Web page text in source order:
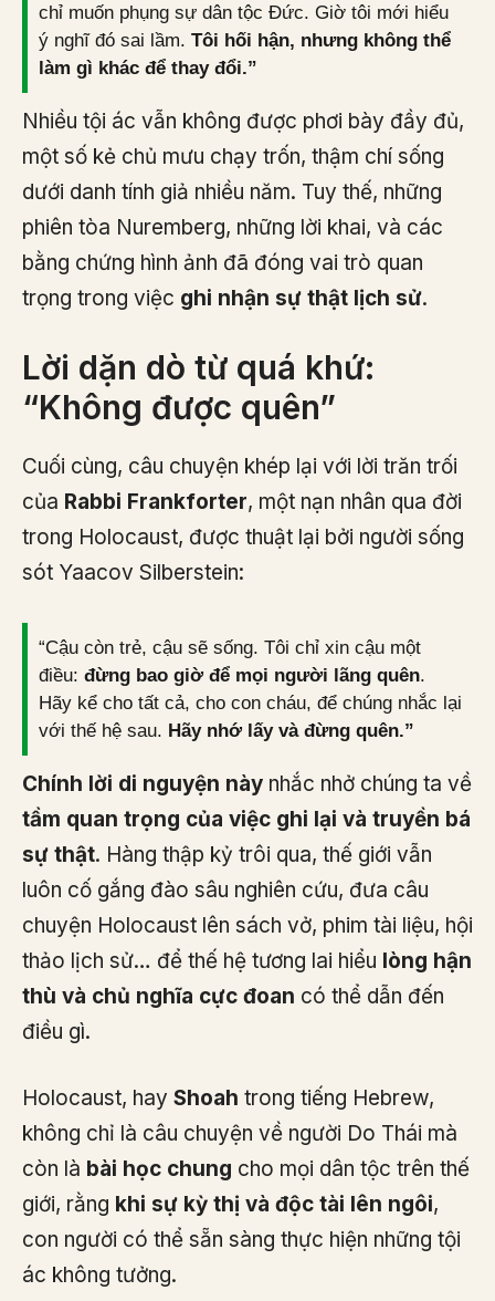
chỉ muốn phụng sự dân tộc Đức. Giờ tôi mới hiểu
ý nghĩ đó sai lầm. Tôi hối hận, nhưng không thể
làm gì khác để thay đổi.”
Nhiều tội ác vẫn không được phơi bày đầy đủ,
một số kẻ chủ mưu chạy trốn, thậm chí sống
dưới danh tính giả nhiều năm. Tuy thế, những
phiên tòa Nuremberg, những lời khai, và các
bằng chứng hình ảnh đã đóng vai trò quan
trọng trong việc ghi nhận sự thật lịch sử.
Lời dặn dò từ quá khứ:
“Không được quên”
Cuối cùng, câu chuyện khép lại với lời trăn trối
của Rabbi Frankforter, một nạn nhân qua đời
trong Holocaust, được thuật lại bởi người sống
sót Yaacov Silberstein:
“Cậu còn trẻ, cậu sẽ sống. Tôi chỉ xin cậu một
điều: đừng bao giờ để mọi người lãng quên.
Hãy kể cho tất cả, cho con cháu, để chúng nhắc lại
với thế hệ sau. Hãy nhớ lấy và đừng quên.”
Chính lời di nguyện này nhắc nhở chúng ta về
tầm quan trọng của việc ghi lại và truyền bá
sự thật. Hàng thập kỷ trôi qua, thế giới vẫn
luôn cố gắng đào sâu nghiên cứu, đưa câu
chuyện Holocaust lên sách vở, phim tài liệu, hội
thảo lịch sử… để thế hệ tương lai hiểu lòng hận
thù và chủ nghĩa cực đoan có thể dẫn đến
điều gì.
Holocaust, hay Shoah trong tiếng Hebrew,
không chỉ là câu chuyện về người Do Thái mà
còn là bài học chung cho mọi dân tộc trên thế
giới, rằng khi sự kỳ thị và độc tài lên ngôi,
con người có thể sẵn sàng thực hiện những tội
ác không tưởng.